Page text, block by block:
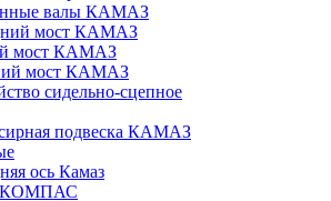
валы КАМАЗ
мост КАМАЗ
мост КАМАЗ
мост КАМАЗ
сидельно-сцепное
подвеска КАМАЗ
ось Камаз